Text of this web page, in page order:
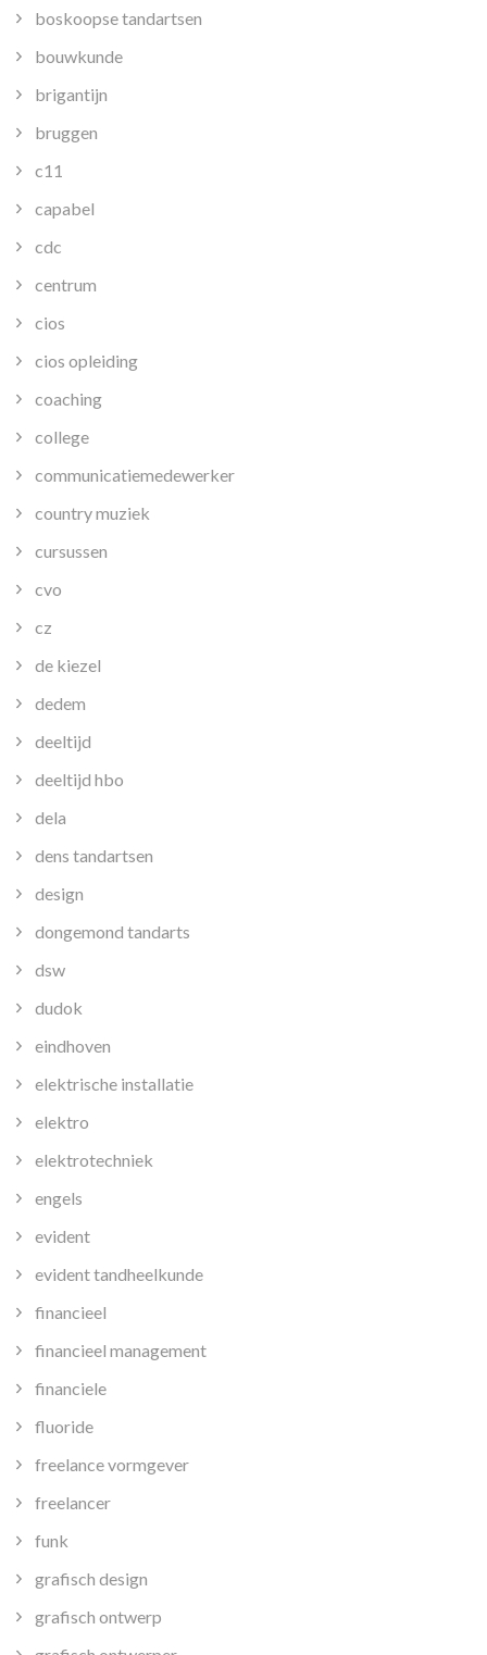
boskoopse tandartsen
bouwkunde
brigantijn
bruggen
c11
capabel
cdc
centrum
cios
cios opleiding
coaching
college
communicatiemedewerker
country muziek
cursussen
cvo
cz
de kiezel
dedem
deeltijd
deeltijd hbo
dela
dens tandartsen
design
dongemond tandarts
dsw
dudok
eindhoven
elektrische installatie
elektro
elektrotechniek
engels
evident
evident tandheelkunde
financieel
financieel management
financiele
fluoride
freelance vormgever
freelancer
funk
grafisch design
grafisch ontwerp